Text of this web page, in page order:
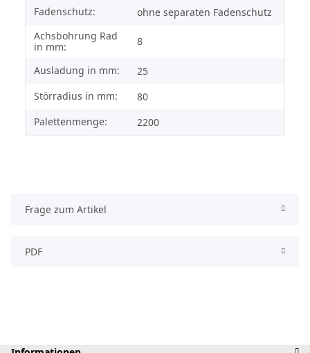
Fadenschutz:
ohne separaten Fadenschutz
Achsbohrung Rad
in mm:
8
Ausladung in mm:
25
Störradius in mm:
80
Palettenmenge:
2200
Frage zum Artikel
PDF